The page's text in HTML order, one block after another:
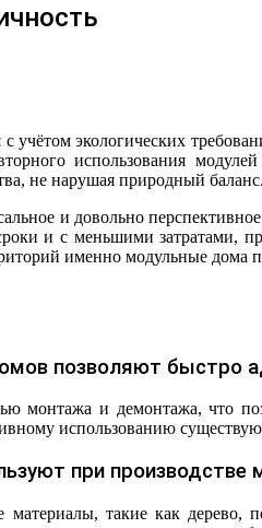
учётом экологических
использования
не нарушая природный баланс.
и довольно
и с меньшими
именно модульные
позволяют быстро
монтажа и демонтажа, что
использованию
при
такие как